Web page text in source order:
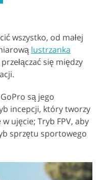
wszystko, od małej
lustrzanka
się między
są jego
incepcji, który tworzy
ujęcie; Tryb FPV, aby
sprzętu sportowego